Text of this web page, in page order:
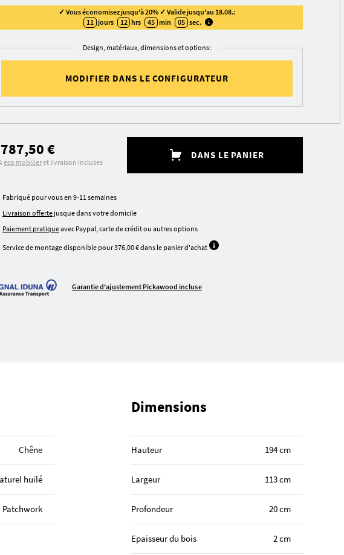
✓ Vous économisez jusqu'à 20% ✓ Valide jusqu'au 18.08.:
11 jours 12 hrs 45 min 04 sec.
Design, matériaux, dimensions et options:
MODIFIER DANS LE CONFIGURATEUR
€
eco mobilieret livraison incluses
DANS LE PANIER
Fabriqué pour vous en 9-11 semaines
Livraison offerte jusque dans votre domicile
Paiement pratiqueavec Paypal, carte de crédit ou autres options
Service de montage disponible pour 376,00 € dans le panier d'achat
Garantie d'ajustement Pickawood incluse
Chêne
huilé
Patchwork
Dimensions
Hauteur 194 cm
Largeur 113 cm
Profondeur 20 cm
Epaisseur du bois 2 cm